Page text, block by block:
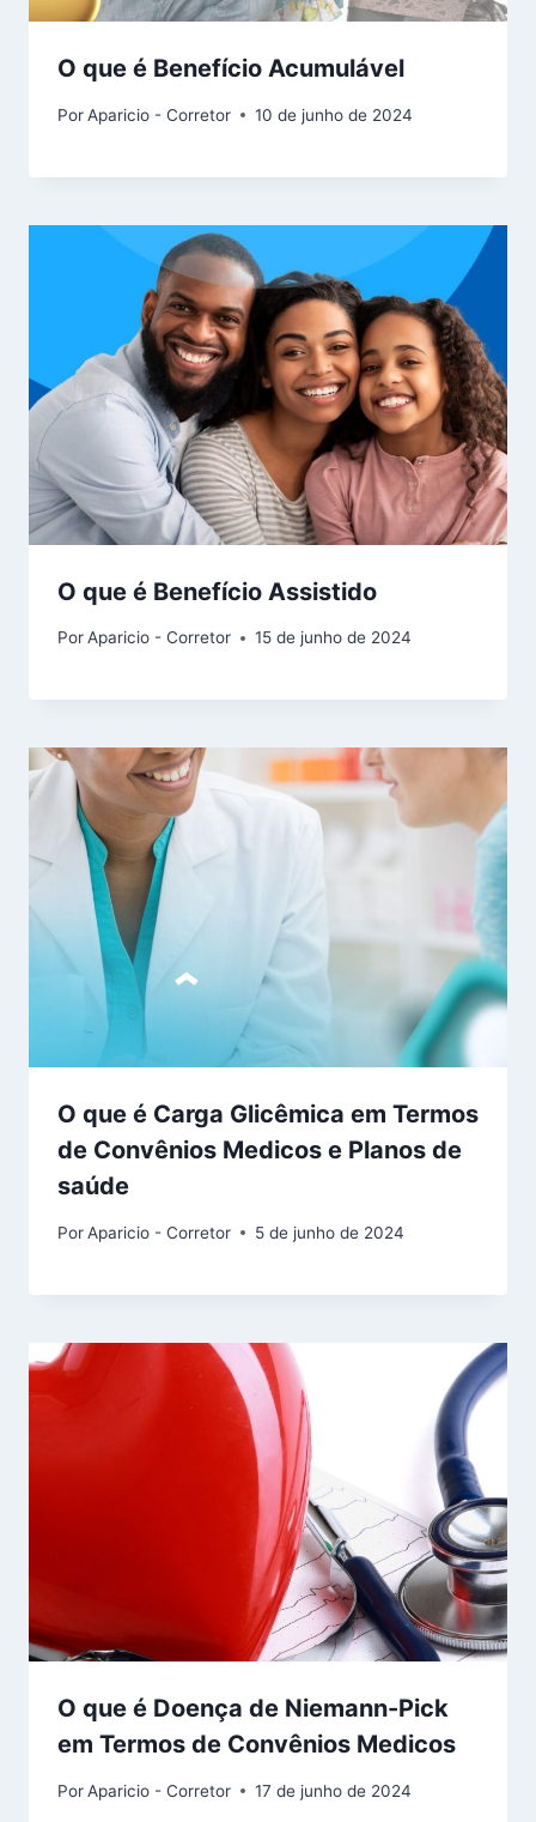
O que é Benefício Acumulável
PorAparicio - Corretor 10 de junho de 2024
O que é Benefício Assistido
PorAparicio - Corretor 15 de junho de 2024
O que é Carga Glicêmica em Termos
de Convênios Medicos e Planos de
saúde
PorAparicio - Corretor 5 de junho de 2024
O que é Doença de Niemann-Pick
em Termos de Convênios Medicos
PorAparicio - Corretor 17 de junho de 2024